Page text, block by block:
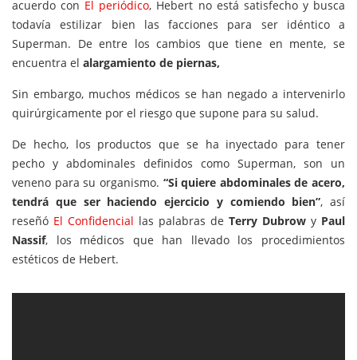
acuerdo con El periódico, Hebert no está satisfecho y busca
todavía estilizar bien las facciones para ser idéntico a
Superman. De entre los cambios que tiene en mente, se
encuentra el alargamiento de piernas,
Sin embargo, muchos médicos se han negado a intervenirlo
quirúrgicamente por el riesgo que supone para su salud.
De hecho, los productos que se ha inyectado para tener
pecho y abdominales definidos como Superman, son un
veneno para su organismo. “Si quiere abdominales de acero,
tendrá que ser haciendo ejercicio y comiendo bien”, así
reseñó El Confidencial las palabras de Terry Dubrow y Paul
Nassif, los médicos que han llevado los procedimientos
estéticos de Hebert.